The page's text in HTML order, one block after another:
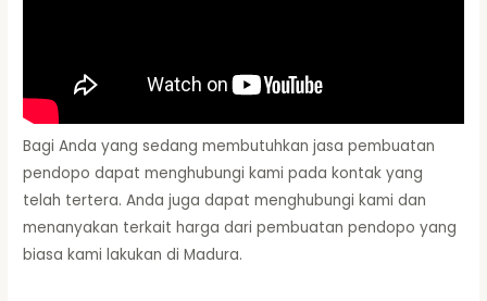
Bagi Anda yang sedang membutuhkan jasa pembuatan
pendopo dapat menghubungi kami pada kontak yang
telah tertera. Anda juga dapat menghubungi kami dan
menanyakan terkait harga dari pembuatan pendopo yang
biasa kami lakukan di Madura.